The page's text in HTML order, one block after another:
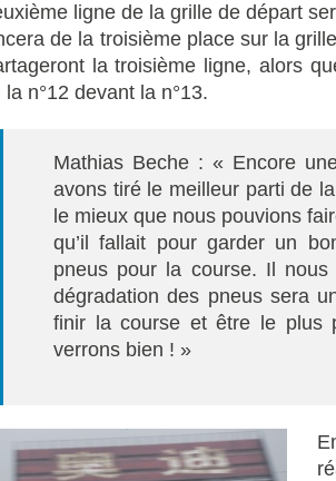
ligne de la grille de départ
de la troisième place sur la
la troisième ligne, alors
la n°12 devant la n°13.
Mathias Beche : « Encore
avons tiré le meilleur parti de
le mieux que nous pouvions
qu’il fallait pour garder un
pneus pour la course. Il
dégradation des pneus sera
finir la course et être le plus
verrons bien ! »